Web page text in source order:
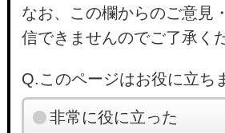
なお、この欄からのご意見
信できませんのでご了承く
Q.このページはお役に立ち
非常に役に立った